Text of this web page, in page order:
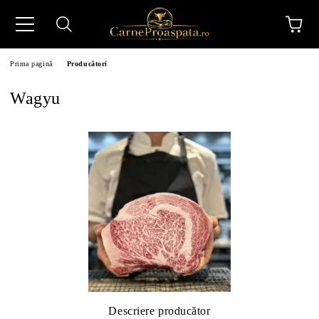
Prima pagină Producători
Wagyu
Descriere producător